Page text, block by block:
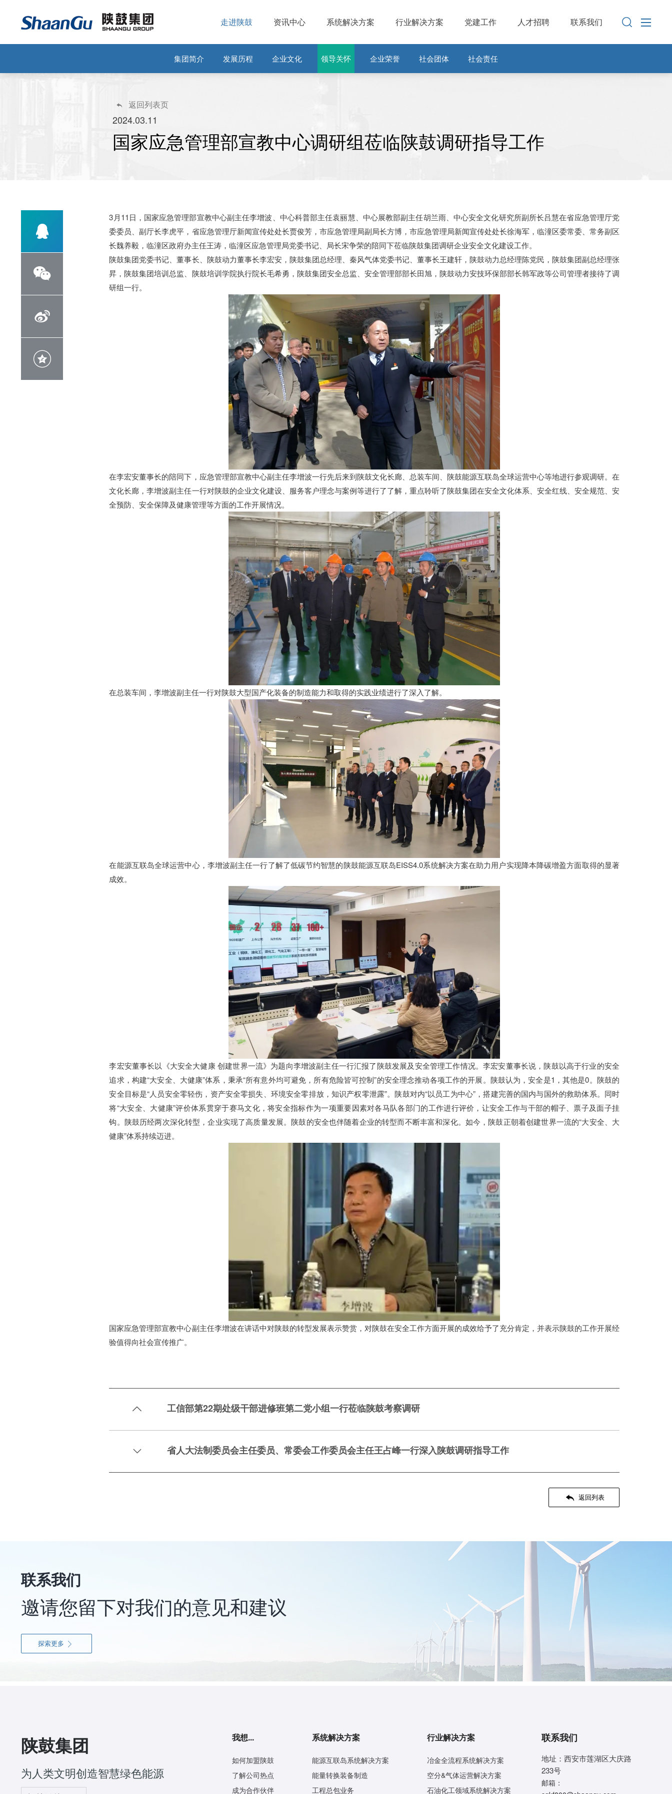
走进陕鼓 资讯中心 系统解决方案 行业解决方案 党建工作 人才招聘 联系我们
集团简介 发展历程 企业文化 领导关怀 企业荣誉 社会团体 社会责任
 返回列表页
2024.03.11
国家应急管理部宣教中心调研组莅临陕鼓调研指导工作




3月11日，国家应急管理部宣教中心副主任李增波、中心科普部主任袁丽慧、中心展教部副主任胡兰雨、中心安全文化研究所副所长吕慧在省应急管理厅党
委委员、副厅长李虎平，省应急管理厅新闻宣传处处长贾俊芳，市应急管理局副局长方博，市应急管理局新闻宣传处处长徐海军，临潼区委常委、常务副区
长魏养毅，临潼区政府办主任王涛，临潼区应急管理局党委书记、局长宋争荣的陪同下莅临陕鼓集团调研企业安全文化建设工作。
陕鼓集团党委书记、董事长、陕鼓动力董事长李宏安，陕鼓集团总经理、秦风气体党委书记、董事长王建轩，陕鼓动力总经理陈党民，陕鼓集团副总经理张
昇，陕鼓集团培训总监、陕鼓培训学院执行院长毛希勇，陕鼓集团安全总监、安全管理部部长田旭，陕鼓动力安技环保部部长韩军政等公司管理者接待了调
研组一行。
在李宏安董事长的陪同下，应急管理部宣教中心副主任李增波一行先后来到陕鼓文化长廊、总装车间、陕鼓能源互联岛全球运营中心等地进行参观调研。在
文化长廊，李增波副主任一行对陕鼓的企业文化建设、服务客户理念与案例等进行了了解，重点聆听了陕鼓集团在安全文化体系、安全红线、安全规范、安
全预防、安全保障及健康管理等方面的工作开展情况。
在总装车间，李增波副主任一行对陕鼓大型国产化装备的制造能力和取得的实践业绩进行了深入了解。
在能源互联岛全球运营中心，李增波副主任一行了解了低碳节约智慧的陕鼓能源互联岛EISS4.0系统解决方案在助力用户实现降本降碳增盈方面取得的显著
成效。
李宏安董事长以《大安全大健康 创建世界一流》为题向李增波副主任一行汇报了陕鼓发展及安全管理工作情况。李宏安董事长说，陕鼓以高于行业的安全
追求，构建“大安全、大健康”体系，秉承“所有意外均可避免，所有危险皆可控制”的安全理念推动各项工作的开展。陕鼓认为，安全是1，其他是0。陕鼓的
安全目标是“人员安全零轻伤，资产安全零损失、环境安全零排放，知识产权零泄露”。陕鼓对内“以员工为中心”，搭建完善的国内与国外的救助体系。同时
将“大安全、大健康”评价体系贯穿于赛马文化，将安全指标作为一项重要因素对各马队各部门的工作进行评价，让安全工作与干部的帽子、票子及面子挂
钩。陕鼓历经两次深化转型，企业实现了高质量发展。陕鼓的安全也伴随着企业的转型而不断丰富和深化。如今，陕鼓正朝着创建世界一流的“大安全、大
健康”体系持续迈进。
国家应急管理部宣教中心副主任李增波在讲话中对陕鼓的转型发展表示赞赏，对陕鼓在安全工作方面开展的成效给予了充分肯定，并表示陕鼓的工作开展经
验值得向社会宣传推广。
 工信部第22期处级干部进修班第二党小组一行莅临陕鼓考察调研
 省人大法制委员会主任委员、常委会工作委员会主任王占峰一行深入陕鼓调研指导工作
 返回列表
联系我们
邀请您留下对我们的意见和建议
探索更多 
陕鼓集团
为人类文明创造智慧绿色能源
我想...
如何加盟陕鼓
了解公司热点
成为合作伙伴
系统解决方案
能源互联岛系统解决方案
能量转换装备制造
工程总包业务
行业解决方案
冶金全流程系统解决方案
空分&气体运营解决方案
石油化工领域系统解决方案
联系我们
地址：西安市莲湖区大庆路
233号
邮箱：